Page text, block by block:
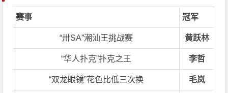
赛事 冠军
“卅SA”潮汕王挑战赛 黄跃林
“华人扑克”扑克之王 李哲
“双龙眼镜”花色比低三次换 毛岚